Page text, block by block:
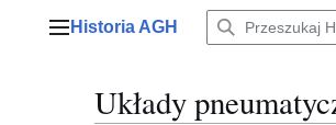
Menu główne
Historia AGH
Układy